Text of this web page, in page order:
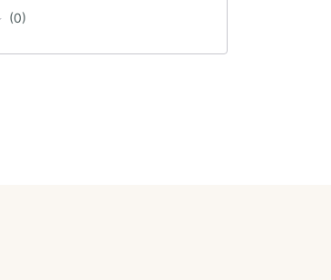
(0)